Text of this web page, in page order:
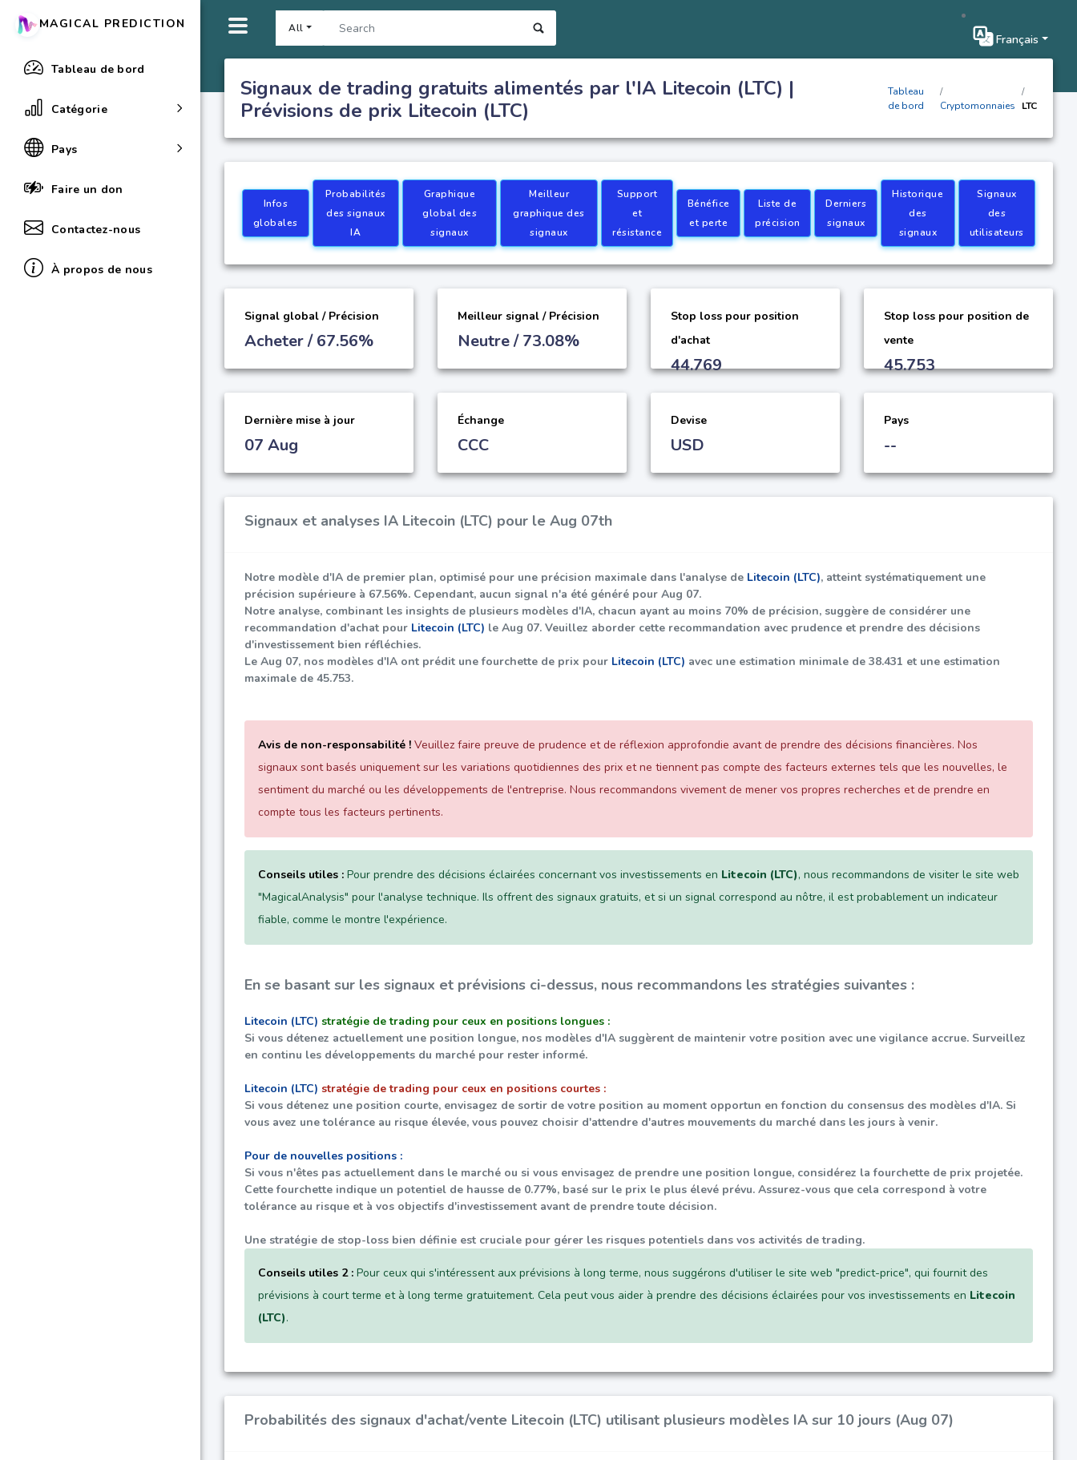
All
Français
MAGICAL PREDICTION
Tableau de bord
Catégorie
Pays
Faire un don
Contactez-nous
À propos de nous
Signaux de trading gratuits alimentés par l'IA Litecoin (LTC) |
Prévisions de prix Litecoin (LTC)
Tableau
de bord
Cryptomonnaies LTC
Infos
globales
Probabilités
des signaux
IA
Graphique
global des
signaux
Meilleur
graphique des
signaux
Support
et
résistance
Bénéfice
et perte
Liste de
précision
Derniers
signaux
Historique
des
signaux
Signaux
des
utilisateurs
Signal global / Précision
Acheter / 67.56%
Meilleur signal / Précision
Neutre / 73.08%
Stop loss pour position
d'achat
44.769
Stop loss pour position de
vente
45.753
Dernière mise à jour
07 Aug
Échange
CCC
Devise
USD
Pays
--
Signaux et analyses IA Litecoin (LTC) pour le Aug 07th
Notre modèle d'IA de premier plan, optimisé pour une précision maximale dans l'analyse de Litecoin (LTC), atteint systématiquement une
précision supérieure à 67.56%. Cependant, aucun signal n'a été généré pour Aug 07.
Notre analyse, combinant les insights de plusieurs modèles d'IA, chacun ayant au moins 70% de précision, suggère de considérer une
recommandation d'achat pour Litecoin (LTC) le Aug 07. Veuillez aborder cette recommandation avec prudence et prendre des décisions
d'investissement bien réfléchies.
Le Aug 07, nos modèles d'IA ont prédit une fourchette de prix pour Litecoin (LTC) avec une estimation minimale de 38.431 et une estimation
maximale de 45.753.
Avis de non-responsabilité ! Veuillez faire preuve de prudence et de réflexion approfondie avant de prendre des décisions financières. Nos
signaux sont basés uniquement sur les variations quotidiennes des prix et ne tiennent pas compte des facteurs externes tels que les nouvelles, le
sentiment du marché ou les développements de l'entreprise. Nous recommandons vivement de mener vos propres recherches et de prendre en
compte tous les facteurs pertinents.
Conseils utiles : Pour prendre des décisions éclairées concernant vos investissements en Litecoin (LTC), nous recommandons de visiter le site web
"MagicalAnalysis" pour l'analyse technique. Ils offrent des signaux gratuits, et si un signal correspond au nôtre, il est probablement un indicateur
fiable, comme le montre l'expérience.
En se basant sur les signaux et prévisions ci-dessus, nous recommandons les stratégies suivantes :
Litecoin (LTC) stratégie de trading pour ceux en positions longues :
Si vous détenez actuellement une position longue, nos modèles d'IA suggèrent de maintenir votre position avec une vigilance accrue. Surveillez
en continu les développements du marché pour rester informé.
Litecoin (LTC) stratégie de trading pour ceux en positions courtes :
Si vous détenez une position courte, envisagez de sortir de votre position au moment opportun en fonction du consensus des modèles d'IA. Si
vous avez une tolérance au risque élevée, vous pouvez choisir d'attendre d'autres mouvements du marché dans les jours à venir.
Pour de nouvelles positions :
Si vous n'êtes pas actuellement dans le marché ou si vous envisagez de prendre une position longue, considérez la fourchette de prix projetée.
Cette fourchette indique un potentiel de hausse de 0.77%, basé sur le prix le plus élevé prévu. Assurez-vous que cela correspond à votre
tolérance au risque et à vos objectifs d'investissement avant de prendre toute décision.
Une stratégie de stop-loss bien définie est cruciale pour gérer les risques potentiels dans vos activités de trading.
Conseils utiles 2 : Pour ceux qui s'intéressent aux prévisions à long terme, nous suggérons d'utiliser le site web "predict-price", qui fournit des
prévisions à court terme et à long terme gratuitement. Cela peut vous aider à prendre des décisions éclairées pour vos investissements en Litecoin
(LTC).
Probabilités des signaux d'achat/vente Litecoin (LTC) utilisant plusieurs modèles IA sur 10 jours (Aug 07)